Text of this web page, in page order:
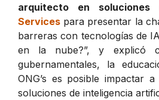
arquitecto en soluciones
Services para presentar la
barreras con tecnologías de
en la nube?”, y explicó
gubernamentales, la
ONG’s es posible impactar
soluciones de inteligencia